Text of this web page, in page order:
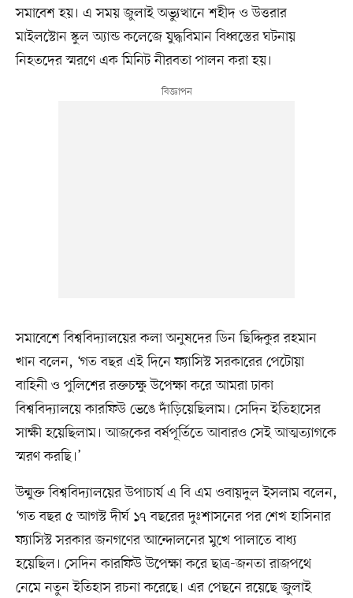
সমাবেশ হয়। এ সময় জুলাই অভ্যুত্থানে শহীদ ও উত্তরার
মাইলস্টোন স্কুল অ্যান্ড কলেজে যুদ্ধবিমান বিধ্বস্তের ঘটনায়
নিহতদের স্মরণে এক মিনিট নীরবতা পালন করা হয়।
সমাবেশে বিশ্ববিদ্যালয়ের কলা অনুষদের ডিন ছিদ্দিকুর রহমান
খান বলেন, ‘গত বছর এই দিনে ফ্যাসিস্ট সরকারের পেটোয়া
বাহিনী ও পুলিশের রক্তচক্ষু উপেক্ষা করে আমরা ঢাকা
বিশ্ববিদ্যালয়ে কারফিউ ভেঙে দাঁড়িয়েছিলাম। সেদিন ইতিহাসের
সাক্ষী হয়েছিলাম। আজকের বর্ষপূর্তিতে আবারও সেই আত্মত্যাগকে
স্মরণ করছি।’
উন্মুক্ত বিশ্ববিদ্যালয়ের উপাচার্য এ বি এম ওবায়দুল ইসলাম বলেন,
‘গত বছর ৫ আগস্ট দীর্ঘ ১৭ বছরের দুঃশাসনের পর শেখ হাসিনার
ফ্যাসিস্ট সরকার জনগণের আন্দোলনের মুখে পালাতে বাধ্য
হয়েছিল। সেদিন কারফিউ উপেক্ষা করে ছাত্র-জনতা রাজপথে
নেমে নতুন ইতিহাস রচনা করেছে। এর পেছনে রয়েছে জুলাই